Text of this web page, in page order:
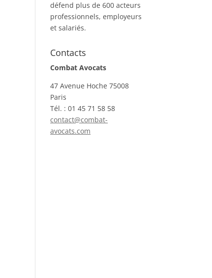
défend plus de 600 acteurs
professionnels, employeurs
et salariés.
Contacts
Combat Avocats
47 Avenue Hoche 75008
Paris
Tél. : 01 45 71 58 58
contact@combat-
avocats.com